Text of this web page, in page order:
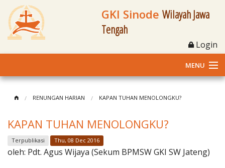
GKI Sinode Wilayah Jawa
Tengah
Login
MENU
Klasis dan Jemaat
RENUNGAN HARIAN KAPAN TUHAN MENOLONGKU?
KAPAN TUHAN MENOLONGKU?
Terpublikasi Thu, 08 Dec 2016
oleh: Pdt. Agus Wijaya (Sekum BPMSW GKI SW Jateng)